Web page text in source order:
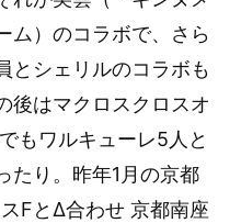
ム）のコラボで、さら
とシェリルのコラボも
後はマクロスクロスオ
もワルキューレ5人と
たり。昨年1月の京都
FとΔ合わせ 京都南座